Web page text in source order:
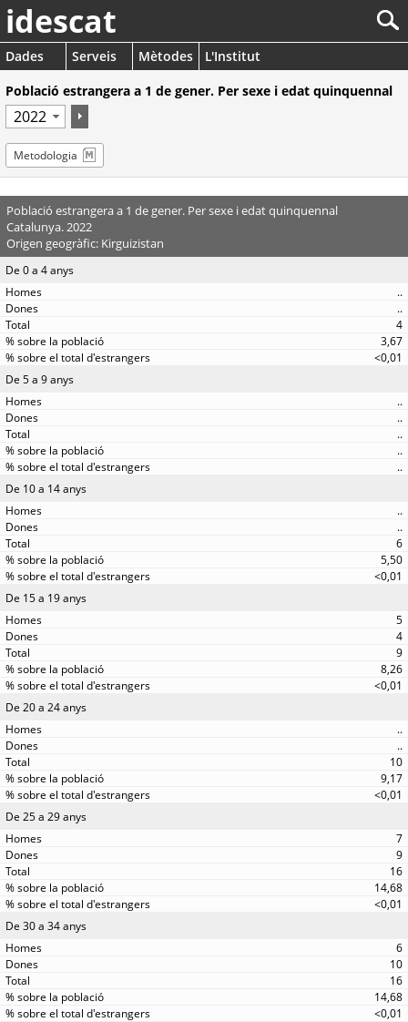
idescat
Dades Serveis Mètodes
L'Institut
Població estrangera a 1 de gener. Per sexe i edat quinquennal
Metodologia
Població estrangera a 1 de gener. Per sexe i edat quinquennal
Catalunya. 2022
Origen geogràfic: Kirguizistan
De 0 a 4 anys
..
..
4
3,67
<0,01
De 5 a 9 anys
..
..
..
..
..
De 10 a 14 anys
..
..
6
5,50
<0,01
De 15 a 19 anys
5
4
9
8,26
<0,01
De 20 a 24 anys
..
..
10
9,17
<0,01
De 25 a 29 anys
7
9
16
14,68
<0,01
De 30 a 34 anys
6
10
16
14,68
<0,01